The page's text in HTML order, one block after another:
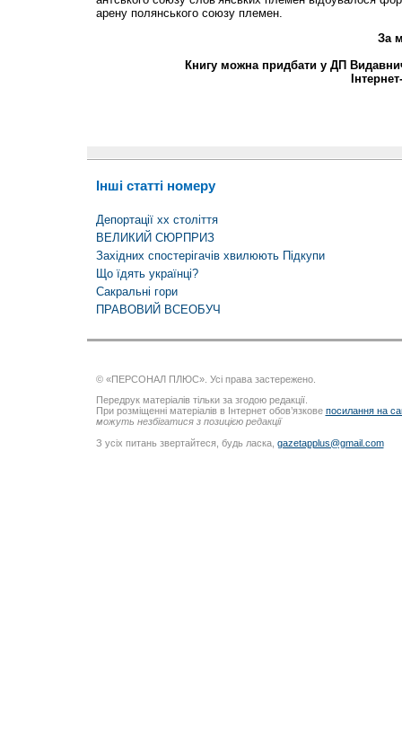
арену полянського союзу племен.
За
Книгу можна придбати у ДП
Інші статті номеру
Депортації хх століття
ВЕЛИКИЙ СЮРПРИЗ
Західних спостерігачів хвилюють Підкупи
Що їдять українці?
Сакральні гори
ПРАВОВИЙ ВСЕОБУЧ
© «ПЕРСОНАЛ ПЛЮС». Усі права застережено.
Передрук матеріалів тільки за згодою редакції.
При розміщенні матеріалів в Інтернет обов’язкове посилання на
можуть незбігатися з позицією редакції
З усіх питань звертайтеся, будь ласка, gazetapplus@gmail.com